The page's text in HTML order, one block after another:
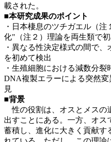
載された。
■本研究成果のポイント
・日本棲息のツチガエル（
化"（注２）理論を両生類で
・異なる性決定様式の間で
を初めて検出
・生殖細胞における減数分
DNA複製エラーによる突然
見
■背景
性の役割は、オスとメスの
出すことにある。一方、オス
蓄積し、進化に大きく貢献す